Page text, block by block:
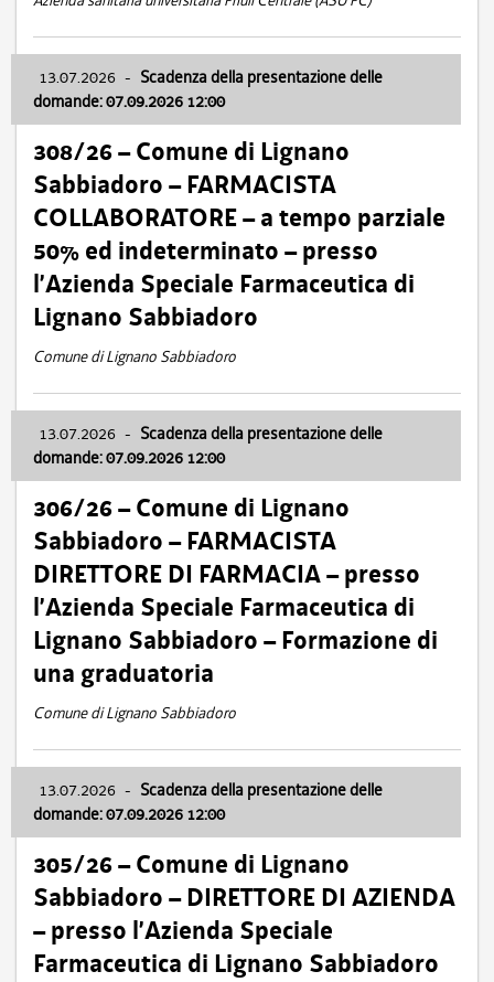
13.07.2026 - Scadenza della presentazione delle
domande: 07.09.2026 12:00
308/26 – Comune di Lignano
Sabbiadoro – FARMACISTA
COLLABORATORE – a tempo parziale
50% ed indeterminato – presso
l’Azienda Speciale Farmaceutica di
Lignano Sabbiadoro
Comune di Lignano Sabbiadoro
13.07.2026 - Scadenza della presentazione delle
domande: 07.09.2026 12:00
306/26 – Comune di Lignano
Sabbiadoro – FARMACISTA
DIRETTORE DI FARMACIA – presso
l’Azienda Speciale Farmaceutica di
Lignano Sabbiadoro – Formazione di
una graduatoria
Comune di Lignano Sabbiadoro
13.07.2026 - Scadenza della presentazione delle
domande: 07.09.2026 12:00
305/26 – Comune di Lignano
Sabbiadoro – DIRETTORE DI AZIENDA
– presso l’Azienda Speciale
Farmaceutica di Lignano Sabbiadoro